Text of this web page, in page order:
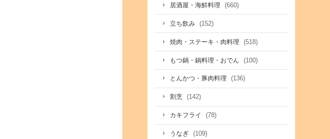
居酒屋・海鮮料理 (660)
立ち飲み (152)
焼肉・ステーキ・肉料理 (518)
もつ鍋・鍋料理・おでん (100)
とんかつ・豚肉料理 (136)
割烹 (142)
カキフライ (78)
うなぎ (109)